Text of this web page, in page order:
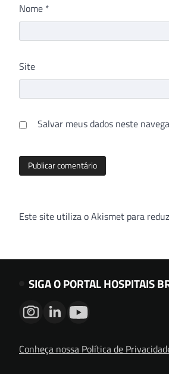
Nome *
Site
Salvar meus dados neste
Este site utiliza o Akismet para
SIGA O PORTAL HOSPITAIS
Conheça nossa Política de